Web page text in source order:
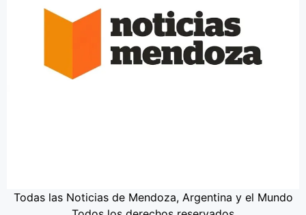
Todas las Noticias de Mendoza, Argentina y el Mundo